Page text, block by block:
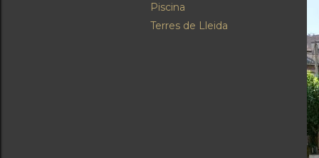
Piscina
Terres de Lleida